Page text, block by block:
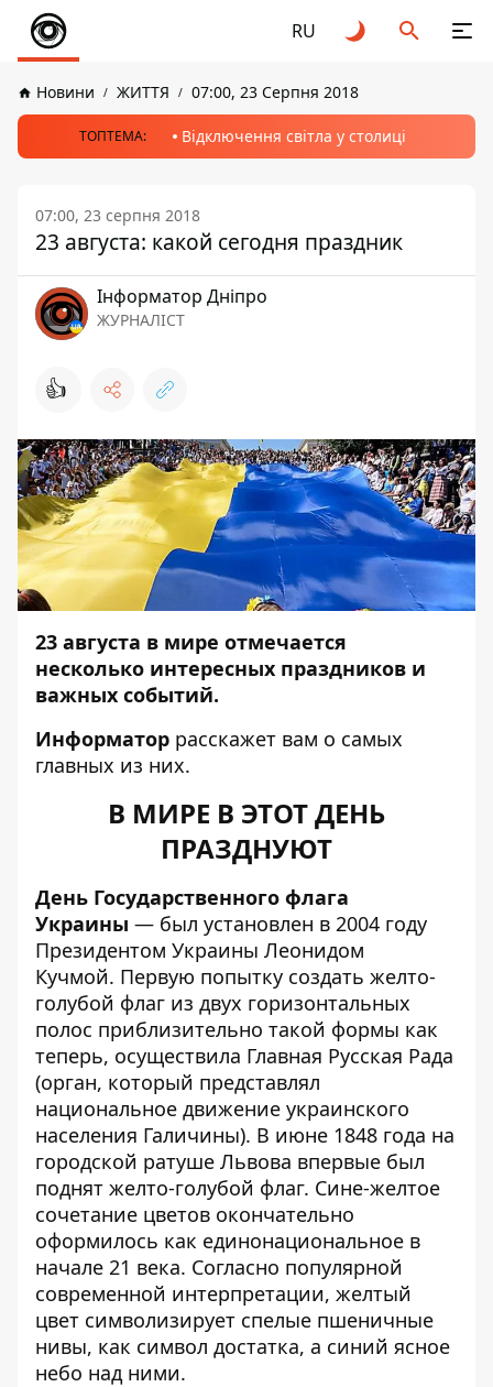
RU
Новини ЖИТТЯ 07:00, 23 Серпня 2018
ТОПТЕМА: Відключення світла у столиці
07:00, 23 серпня 2018
23 августа: какой сегодня праздник
Інформатор Дніпро
ЖУРНАЛІСТ
👍
23 августа в мире отмечается
несколько интересных праздников и
важных событий.
Информатор расскажет вам о самых
главных из них.
В МИРЕ В ЭТОТ ДЕНЬ
ПРАЗДНУЮТ
День Государственного флага
Украины — был установлен в 2004 году
Президентом Украины Леонидом
Кучмой. Первую попытку создать желто-
голубой флаг из двух горизонтальных
полос приблизительно такой формы как
теперь, осуществила Главная Русская Рада
(орган, который представлял
национальное движение украинского
населения Галичины). В июне 1848 года на
городской ратуше Львова впервые был
поднят желто-голубой флаг. Сине-желтое
сочетание цветов окончательно
оформилось как единонациональное в
начале 21 века. Согласно популярной
современной интерпретации, желтый
цвет символизирует спелые пшеничные
нивы, как символ достатка, а синий ясное
небо над ними.